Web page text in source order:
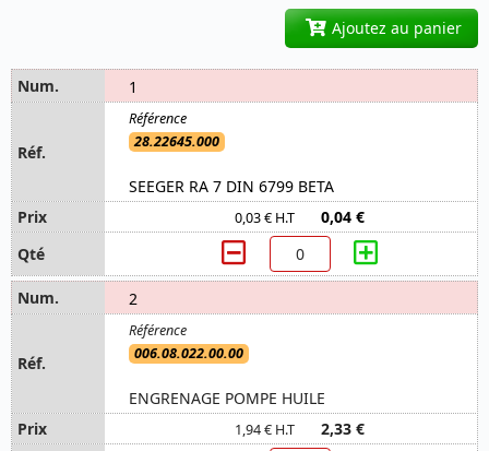
Ajoutez au panier
1
28.22645.000
SEEGER RA 7 DIN 6799 BETA
0,03 € H.T 0,04 €
2
006.08.022.00.00
ENGRENAGE POMPE HUILE
1,94 € H.T 2,33 €